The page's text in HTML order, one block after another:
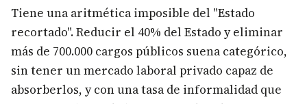
Tiene una aritmética imposible del "Estado
recortado". Reducir el 40% del Estado y eliminar
más de 700.000 cargos públicos suena categórico,
sin tener un mercado laboral privado capaz de
absorberlos, y con una tasa de informalidad que